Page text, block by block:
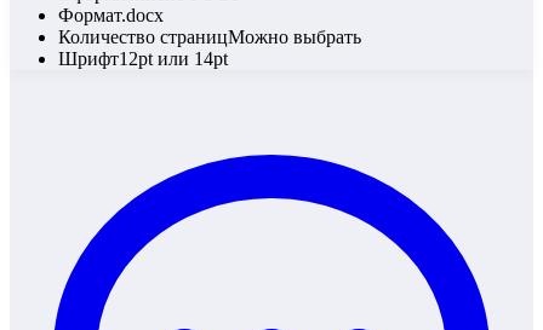
Формат.docx
Количество страницМожно выбрать
Шрифт12pt или 14pt